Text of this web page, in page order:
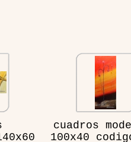
cuadros
100x40